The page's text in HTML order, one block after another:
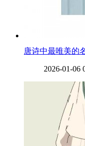
唐诗中最唯美的
2026-01-06